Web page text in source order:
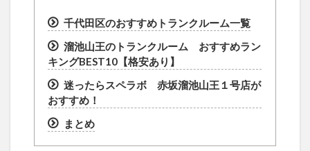
千代田区のおすすめトランクルーム一覧
溜池山王のトランクルーム おすすめラン
キングBEST10【格安あり】
迷ったらスペラボ 赤坂溜池山王１号店が
おすすめ！
まとめ